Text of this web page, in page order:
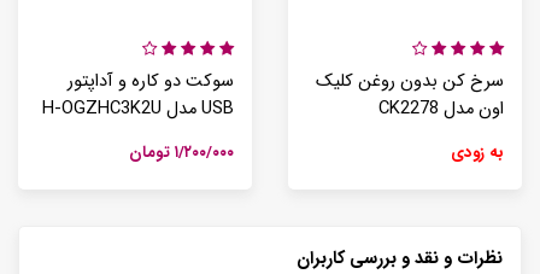
سوکت دو کاره و آداپتور
USB مدل H-OGZHC3K2U
۱/۲۰۰/۰۰۰ تومان
سرخ کن بدون روغن کلیک
اون مدل CK2278
به زودی
نظرات و نقد و بررسی کاربران